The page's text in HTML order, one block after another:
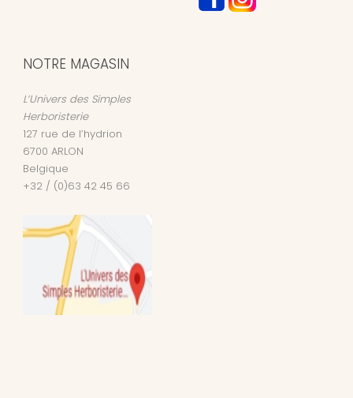
NOTRE MAGASIN
L’Univers des Simples
Herboristerie
127 rue de l’hydrion
6700 ARLON
Belgique
+32 / (0)63 42 45 66